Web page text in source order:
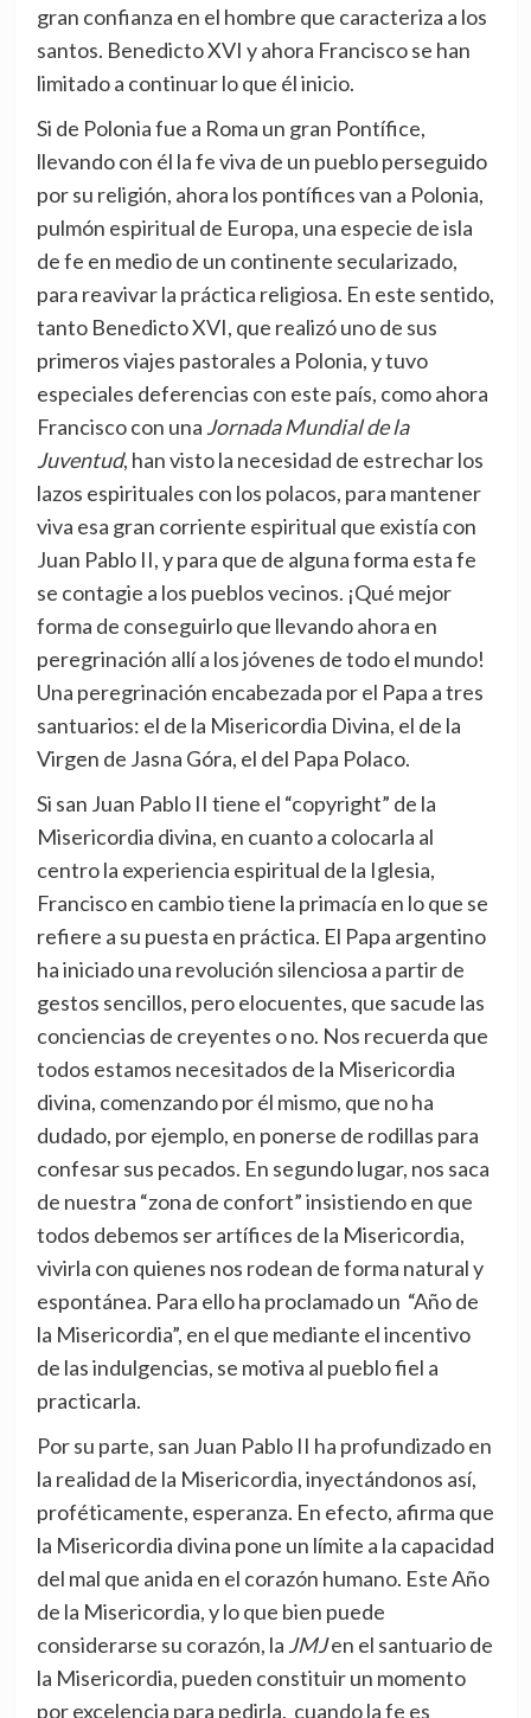
gran confianza en el hombre que caracteriza a los
santos. Benedicto XVI y ahora Francisco se han
limitado a continuar lo que él inicio.
Si de Polonia fue a Roma un gran Pontífice,
llevando con él la fe viva de un pueblo perseguido
por su religión, ahora los pontífices van a Polonia,
pulmón espiritual de Europa, una especie de isla
de fe en medio de un continente secularizado,
para reavivar la práctica religiosa. En este sentido,
tanto Benedicto XVI, que realizó uno de sus
primeros viajes pastorales a Polonia, y tuvo
especiales deferencias con este país, como ahora
Francisco con unaJornada Mundial de la
Juventud, han visto la necesidad de estrechar los
lazos espirituales con los polacos, para mantener
viva esa gran corriente espiritual que existía con
Juan Pablo II, y para que de alguna forma esta fe
se contagie a los pueblos vecinos. ¡Qué mejor
forma de conseguirlo que llevando ahora en
peregrinación allí a los jóvenes de todo el mundo!
Una peregrinación encabezada por el Papa a tres
santuarios: el de la Misericordia Divina, el de la
Virgen de Jasna Góra, el del Papa Polaco.
Si san Juan Pablo II tiene el “copyright” de la
Misericordia divina, en cuanto a colocarla al
centro la experiencia espiritual de la Iglesia,
Francisco en cambio tiene la primacía en lo que se
refiere a su puesta en práctica. El Papa argentino
ha iniciado una revolución silenciosa a partir de
gestos sencillos, pero elocuentes, que sacude las
conciencias de creyentes o no. Nos recuerda que
todos estamos necesitados de la Misericordia
divina, comenzando por él mismo, que no ha
dudado, por ejemplo, en ponerse de rodillas para
confesar sus pecados. En segundo lugar, nos saca
de nuestra “zona de confort” insistiendo en que
todos debemos ser artífices de la Misericordia,
vivirla con quienes nos rodean de forma natural y
espontánea. Para ello ha proclamado un “Año de
la Misericordia”, en el que mediante el incentivo
de las indulgencias, se motiva al pueblo fiel a
practicarla.
Por su parte, san Juan Pablo II ha profundizado en
la realidad de la Misericordia, inyectándonos así,
proféticamente, esperanza. En efecto, afirma que
la Misericordia divina pone un límite a la capacidad
del mal que anida en el corazón humano. Este Año
de la Misericordia, y lo que bien puede
considerarse su corazón, laJMJen el santuario de
la Misericordia, pueden constituir un momento
por excelencia para pedirla, cuando la fe es